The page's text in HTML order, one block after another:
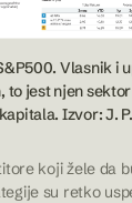
Vlasnik i
to jest njen
Izvor: J.
koji žele da
su retko